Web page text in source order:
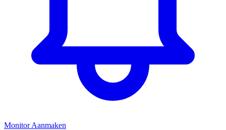
Monitor Aanmaken